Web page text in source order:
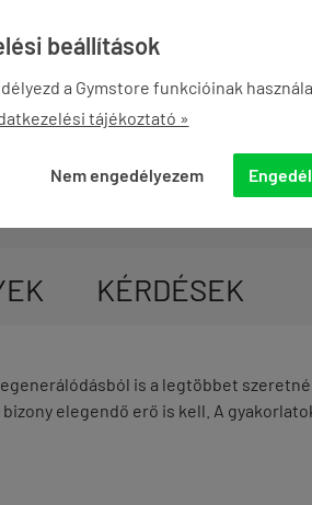
beállítások
a Gymstore funkcióinak
tájékoztató »
Nem engedélyezem
KÉRDÉSEK
is a legtöbbet
elegendő erő is kell. A